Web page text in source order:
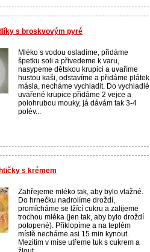
s broskvovým pyré
Mléko s vodou osladíme, přidáme
špetku soli a přivedeme k varu,
nasypeme dětskou krupici a uvaříme
hustou kaši, odstavíme a přidáme plátek
másla, necháme vychladit. Do vychladlé
uvařené krupice přidáme 2 vejce a
polohrubou mouky, já dávám tak 3-4
polév...
s krémem
Zahřejeme mléko tak, aby bylo vlažné.
Do hrnečku nadrolíme droždí,
promícháme se lžící cukru a zalijeme
trochou mléka (jen tak, aby bylo droždí
potopené). Přiklopíme a na teplém
místě necháme asi 15 min kynout.
Mezitím v míse utřeme tuk s cukrem a